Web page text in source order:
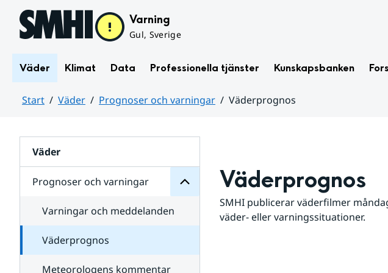
Hoppa till sidans innehåll Varning
Gul, Sverige
Väder Klimat Data Professionella tjänster Kunskapsbanken
Start Väder Prognoser och varningar
Väderprognos
Väder
Prognoser och varningar
för
varningar
Varningar och meddelanden
Väderprognos
Meteorologens kommentar
Väderprognos
SMHI publicerar väderfilmer
väder- eller varningssituationer.